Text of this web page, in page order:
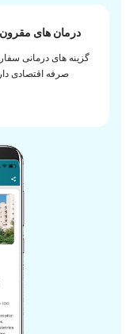
درمان های
گزینه های درمانی
صرفه اقتصادی